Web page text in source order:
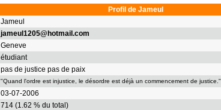
Profil de Jameul
Jameul
jameul1205@hotmail.com
Geneve
étudiant
pas de justice pas de paix
"Quand l'ordre est injustice, le désordre est déjà un commencement de justice."
03-07-2006
714 (1.62 % du total)